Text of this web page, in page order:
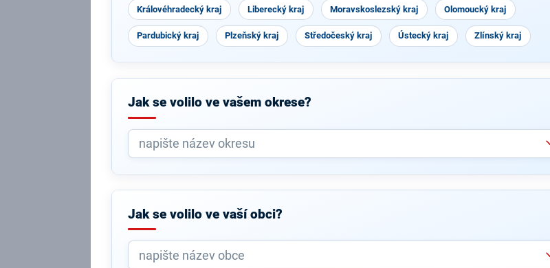
Královéhradecký kraj Liberecký kraj Moravskoslezský kraj Olomoucký kraj
Pardubický kraj Plzeňský kraj Středočeský kraj Ústecký kraj Zlínský kraj
Jak se volilo ve vašem okrese?
Jak se volilo ve vaší obci?